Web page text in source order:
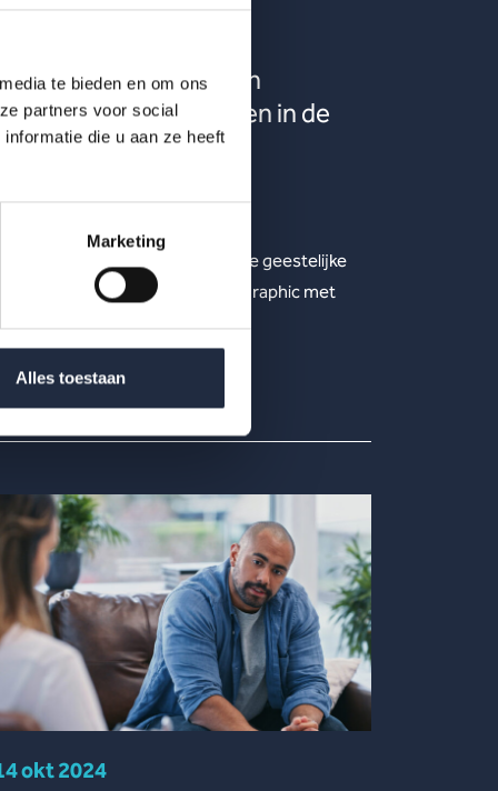
te bieden en om ons
partners voor social
die u aan ze heeft
Marketing
Alles toestaan
verzuim en
in de
geestelijke
ontwikkelen verzuim en
zich in de geestelijke
Bekijk de infographic met
2025.
meer
okt 2024